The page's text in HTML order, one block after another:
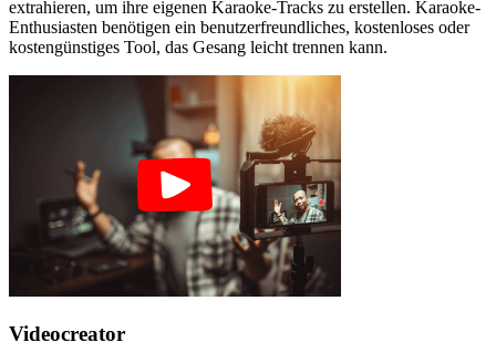
extrahieren, um ihre eigenen Karaoke-Tracks zu erstellen. Karaoke-
Enthusiasten benötigen ein benutzerfreundliches, kostenloses oder
kostengünstiges Tool, das Gesang leicht trennen kann.
Videocreator